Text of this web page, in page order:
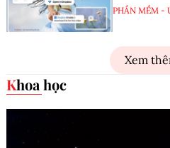
PHẦN MỀM -
Xem
Khoa học